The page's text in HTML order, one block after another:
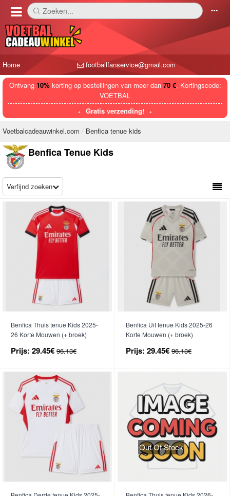
󰅼 Zoeken... 󰄒
Home footballfanservice@gmail.com
Ontvang 10%korting op bestellingen van meer dan 70 €, Kortingscode:
VOETBAL
Gratis verzending!
Voetbalcadeauwinkel.com Benfica tenue kids
Benfica Tenue Kids
Verfijnd zoeken
Benfica Thuis tenue Kids 2025-
26 Korte Mouwen (+ broek)
Prijs: 29.45€ 96.13€
Benfica Uit tenue Kids 2025-26
Korte Mouwen (+ broek)
Prijs: 29.45€ 96.13€
Out Of Stock